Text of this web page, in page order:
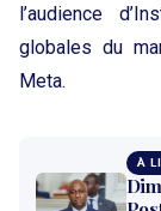
l’audience
globales du
Meta.
À